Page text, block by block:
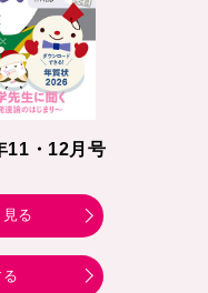
11・12月号
る